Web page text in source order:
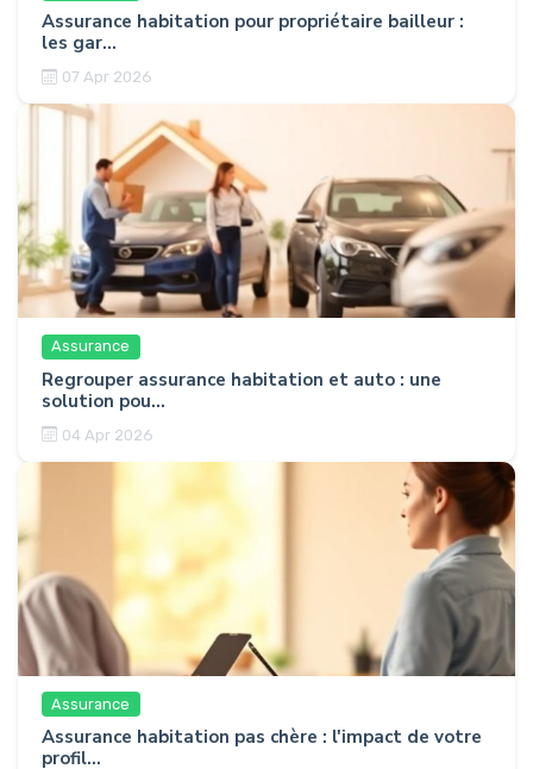
Assurance habitation pour propriétaire bailleur :
les gar...
07 Apr 2026
Assurance
Regrouper assurance habitation et auto : une
solution pou...
04 Apr 2026
Assurance
Assurance habitation pas chère : l'impact de votre
profil...